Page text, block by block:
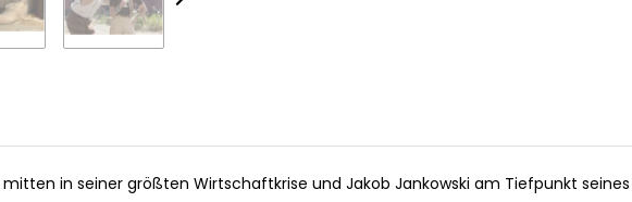
mitten in seiner größten Wirtschaftkrise und Jakob Jankowski am Tiefpunkt seines